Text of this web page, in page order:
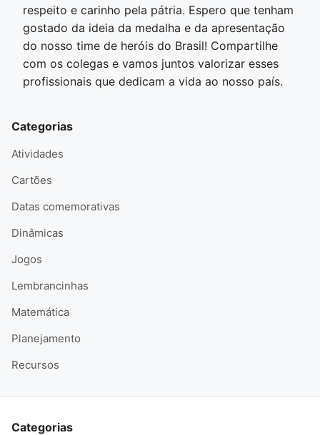
respeito e carinho pela pátria. Espero que tenham
gostado da ideia da medalha e da apresentação
do nosso time de heróis do Brasil! Compartilhe
com os colegas e vamos juntos valorizar esses
profissionais que dedicam a vida ao nosso país.
Categorias
Atividades
Cartões
Datas comemorativas
Dinâmicas
Jogos
Lembrancinhas
Matemática
Planejamento
Recursos
Categorias